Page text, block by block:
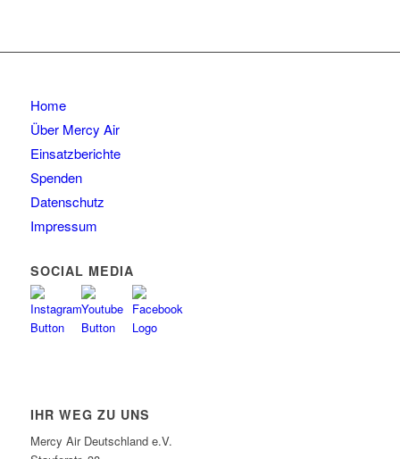
Home
Über Mercy Air
Einsatzberichte
Spenden
Datenschutz
Impressum
SOCIAL MEDIA
IHR WEG ZU UNS
Mercy Air Deutschland e.V.